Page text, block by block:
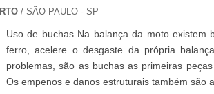
RTO/ SÃO PAULO - SP
Uso de buchas Na balança da moto
ferro, acelere o desgaste da própria
problemas, são as buchas as primeiras
Os empenos e danos estruturais também são